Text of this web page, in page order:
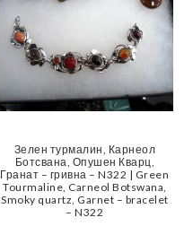
Зелен турмалин, Карнеол
Ботсвана, Опушен Кварц,
Гранат – гривна – N322 | Green
Tourmaline, Carneol Botswana,
Smoky quartz, Garnet – bracelet
– N322